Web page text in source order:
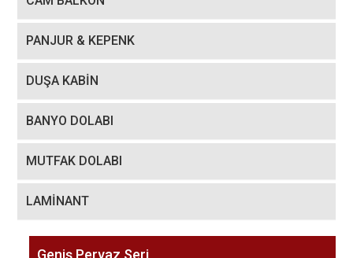
PANJUR & KEPENK
DUŞA KABİN
BANYO DOLABI
MUTFAK DOLABI
LAMİNANT